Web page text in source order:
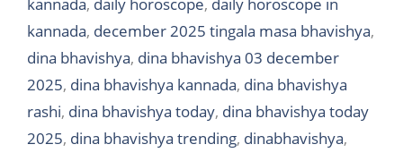
kannada, december 2025 tingala masa bhavishya,
dina bhavishya, dina bhavishya 03 december
2025, dina bhavishya kannada, dina bhavishya
rashi, dina bhavishya today, dina bhavishya today
2025, dina bhavishya trending, dinabhavishya,